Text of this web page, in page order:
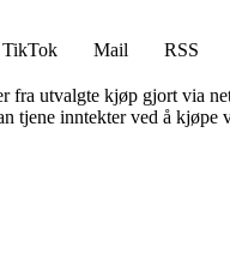
TikTok Mail
RSS
fra utvalgte kjøp gjort via
inntekter ved å